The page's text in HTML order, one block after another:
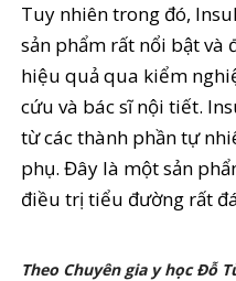
Tuy nhiên trong đó,
sản phẩm rất nổi bật và
hiệu quả qua kiểm
cứu và bác sĩ nội tiết.
từ các thành phần tự
phụ. Đây là một sản
điều trị tiểu đường rất
Theo Chuyên gia y học Đỗ